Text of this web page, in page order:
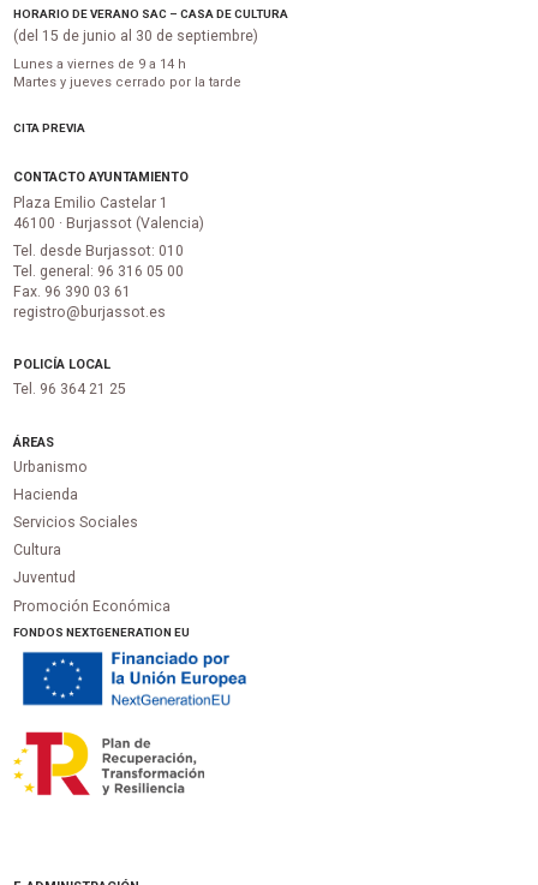
HORARIO DE VERANO SAC – CASA DE CULTURA
(del 15 de junio al 30 de septiembre)
Lunes a viernes de 9 a 14 h
Martes y jueves cerrado por la tarde
CITA PREVIA
CONTACTO AYUNTAMIENTO
Plaza Emilio Castelar 1
46100 · Burjassot (Valencia)
Tel. desde Burjassot: 010
Tel. general: 96 316 05 00
Fax. 96 390 03 61
registro@burjassot.es
POLICÍA LOCAL
Tel. 96 364 21 25
ÁREAS
Urbanismo
Hacienda
Servicios Sociales
Cultura
Juventud
Promoción Económica
FONDOS NEXTGENERATION EU